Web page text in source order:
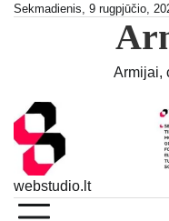
SkipSekmadienis, 9 rugpjūčio,
Armijai,
webstudio.lt